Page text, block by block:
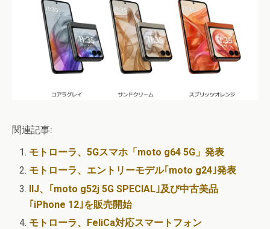
関連記事:
モトローラ、5Gスマホ「moto g64 5G」発表
モトローラ、エントリーモデル｢moto g24｣発表
IIJ、｢moto g52j 5G SPECIAL｣及び中古美品
｢iPhone 12｣を販売開始
モトローラ、FeliCa対応スマートフォン